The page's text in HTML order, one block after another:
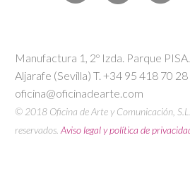
Manufactura 1, 2º Izda. Parque
Aljarafe (Sevilla) T. +34 95 418 70
oficina@oficinadearte.com
© 2018 Oficina de Arte y Comunicación,
reservados. Aviso legal y política de